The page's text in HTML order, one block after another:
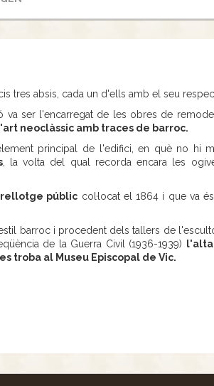
tres absis, cada un d'ells amb el seu
va ser l'encarregat de les obres de
neoclàssic amb traces de barroc.
principal de l'edifici, en què no hi
, la volta del qual recorda encara les
públic col·locat el 1864 i que va
barroc i procedent dels tallers de
de la Guerra Civil (1936-1939)
troba al Museu Episcopal de Vic.